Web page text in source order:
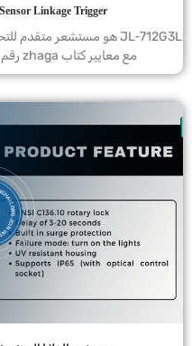
Linkage Trigger
مع معايير كتاب zhaga رقم 18 وهو مصمم للأجهزة الحديثة